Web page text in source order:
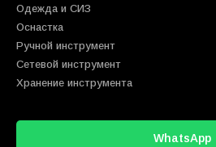
Одежда и СИЗ
Оснастка
Ручной инструмент
Сетевой инструмент
Хранение инструмента
WhatsApp